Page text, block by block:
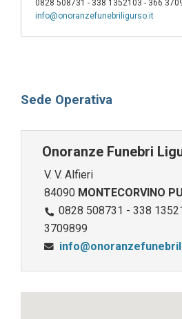
0828 508731 - 338 1352103 - 366
info@onoranzefunebriligurso.it
Sede Operativa
Onoranze Funebri
V. V. Alfieri
84090 MONTECORVINO
0828 508731 - 338
3709899